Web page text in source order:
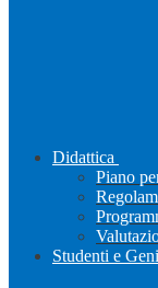
Didattica
Piano
Studenti e